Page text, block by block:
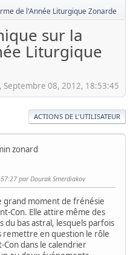
de l'Année Liturgique Zonarde
sur la
Liturgique
Septembre 08, 2012, 18:53:45
ACTIONS DE L'UTILISATEUR
zonard
par Dourak Smerdiakov
grand moment de frénésie
Con. Elle attire même des
du bas astral, lesquels parfois
remettre en question le rôle
dans le calendrier